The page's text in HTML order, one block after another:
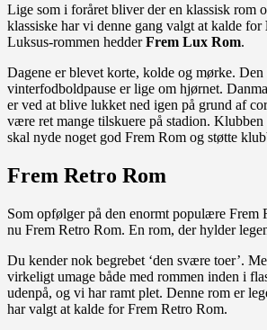
Lige som i foråret bliver der en klassisk rom
klassiske har vi denne gang valgt at kalde for
Luksus-rommen hedderFrem Lux Rom.
Dagene er blevet korte, kolde og mørke. Den
vinterfodboldpause er lige om hjørnet.
er ved at blive lukket ned igen på grund af
være ret mange tilskuere på stadion.
skal nyde noget god Frem Rom og støtte
Frem Retro Rom
Som opfølger på den enormt populære Frem
nu Frem Retro Rom. En rom, der hylder
Du kender nok begrebet ‘den svære toer’.
virkeligt umage både med rommen inden i
udenpå, og vi har ramt plet. Denne rom er
har valgt at kalde for Frem Retro Rom.